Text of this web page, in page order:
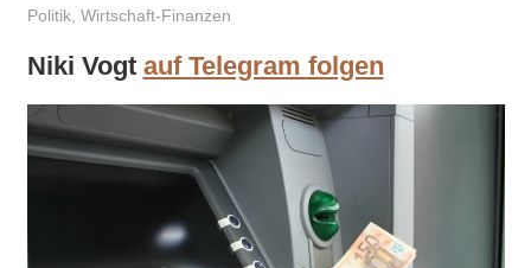
Politik, Wirtschaft-Finanzen
Niki Vogt auf Telegram folgen